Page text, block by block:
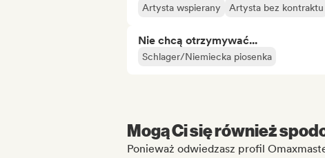
Artysta wspierany
Artysta bez kontraktu
Nie chcą otrzymywać...
Schlager/Niemiecka piosenka
Mogą Ci się również
Ponieważ odwiedzasz profil